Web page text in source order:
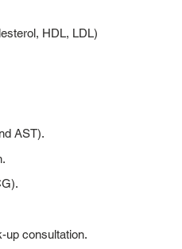
HDL, LDL)
AST).
up consultation.